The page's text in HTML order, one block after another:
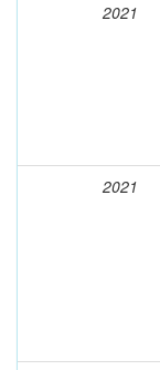
2021
2021